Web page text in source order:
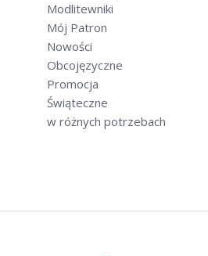
Modlitewniki
Mój Patron
Nowości
Obcojęzyczne
Promocja
Świąteczne
w różnych potrzebach